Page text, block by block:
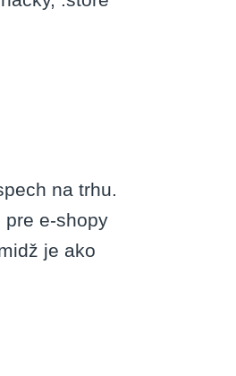
na trhu.
pre e-shopy
je ako